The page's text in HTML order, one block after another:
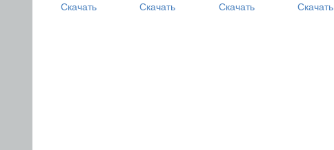
Скачать Скачать Скачать Скачать